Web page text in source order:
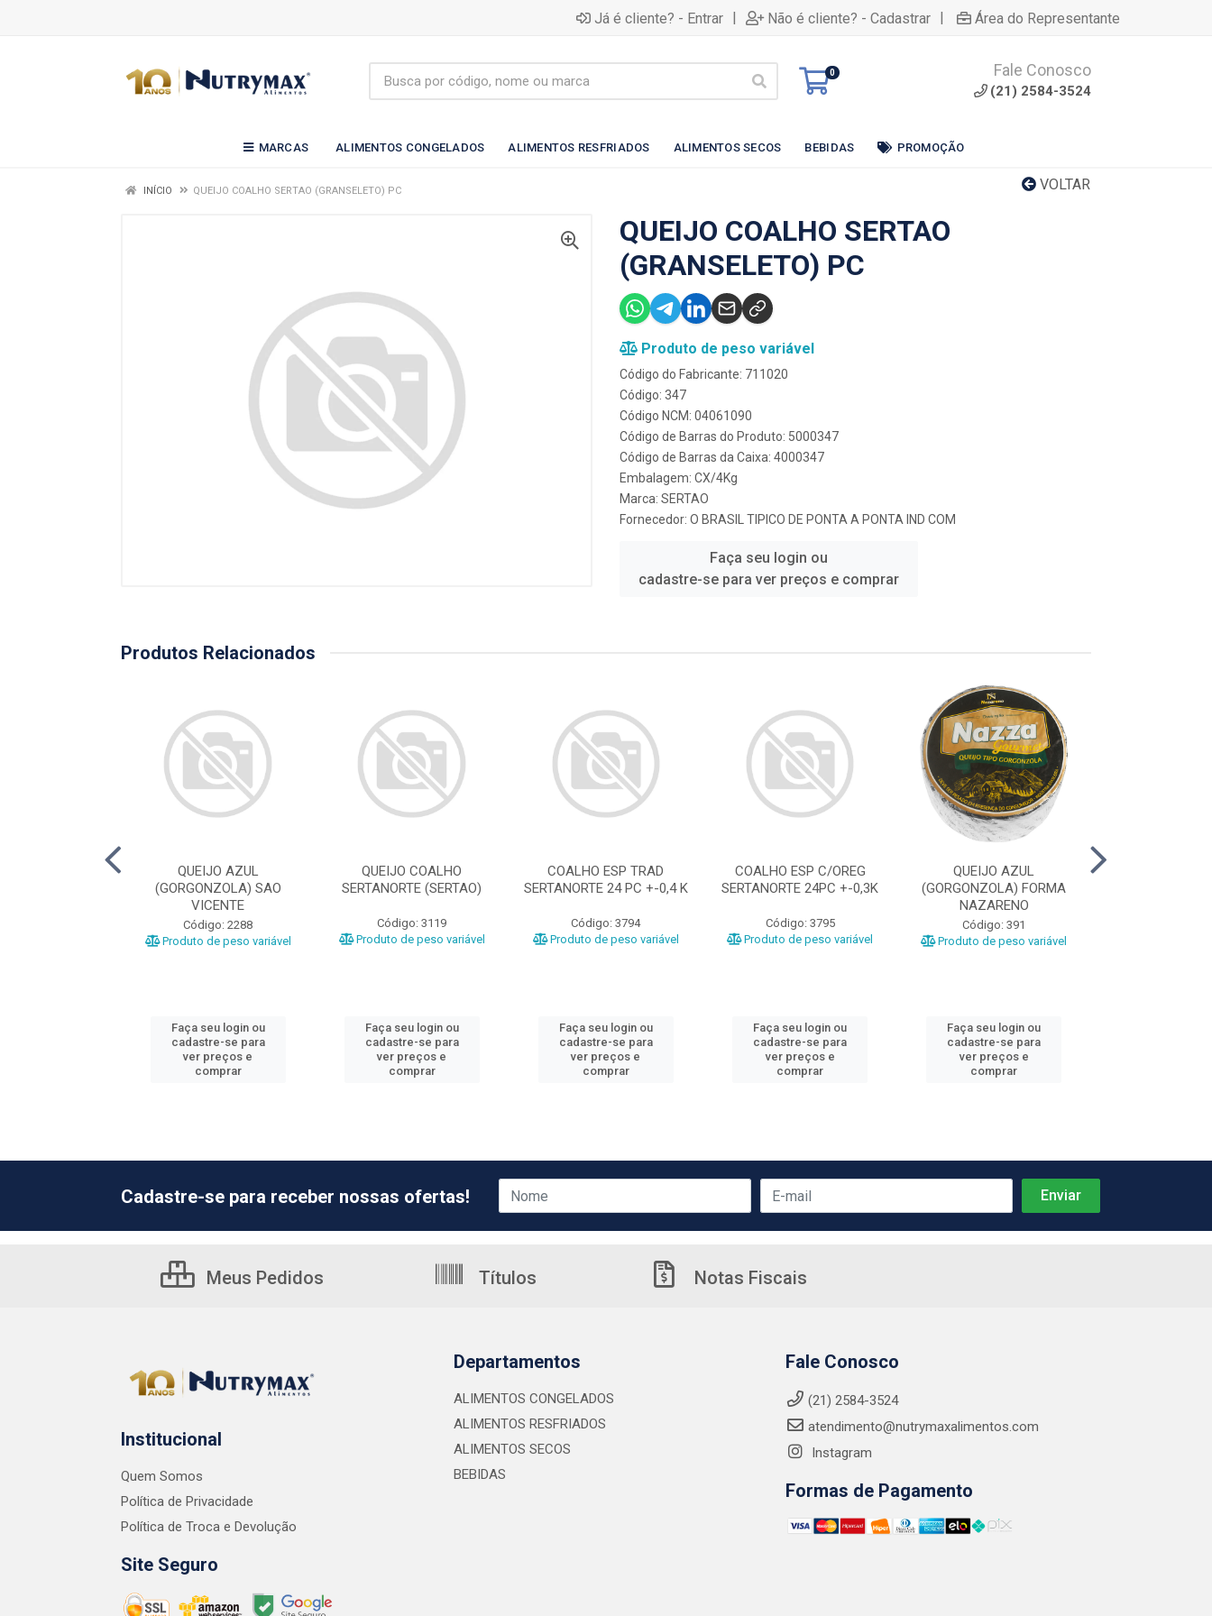
Já é cliente? - Entrar | Não é cliente? - Cadastrar | Área do Representante
0 Fale Conosco
(21) 2584-3524
MARCAS ALIMENTOS CONGELADOS ALIMENTOS RESFRIADOS ALIMENTOS SECOS BEBIDAS PROMOÇÃO
VOLTAR
INÍCIO QUEIJO COALHO SERTAO (GRANSELETO) PC
QUEIJO COALHO SERTAO
(GRANSELETO) PC
Produto de peso variável
Código do Fabricante: 711020
Código: 347
Código NCM: 04061090
Código de Barras do Produto: 5000347
Código de Barras da Caixa: 4000347
Embalagem: CX/4Kg
Marca: SERTAO
Fornecedor: O BRASIL TIPICO DE PONTA A PONTA IND COM
Faça seu login ou
cadastre-se para ver preços e comprar
Produtos Relacionados
QUEIJO AZUL
(GORGONZOLA) SAO
VICENTE
Código: 2288
Produto de peso variável
Faça seu login ou
cadastre-se para
ver preços e
comprar
QUEIJO COALHO
SERTANORTE (SERTAO)
Código: 3119
Produto de peso variável
Faça seu login ou
cadastre-se para
ver preços e
comprar
COALHO ESP TRAD
SERTANORTE 24 PC +-0,4 K
Código: 3794
Produto de peso variável
Faça seu login ou
cadastre-se para
ver preços e
comprar
COALHO ESP C/OREG
SERTANORTE 24PC +-0,3K
Código: 3795
Produto de peso variável
Faça seu login ou
cadastre-se para
ver preços e
comprar
QUEIJO AZUL
(GORGONZOLA) FORMA
NAZARENO
Código: 391
Produto de peso variável
Faça seu login ou
cadastre-se para
ver preços e
comprar
Cadastre-se para receber nossas ofertas!
Meus Pedidos Títulos Notas Fiscais
Institucional
Quem Somos
Política de Privacidade
Política de Troca e Devolução
Site Seguro
Departamentos
ALIMENTOS CONGELADOS
ALIMENTOS RESFRIADOS
ALIMENTOS SECOS
BEBIDAS
Fale Conosco
(21) 2584-3524
atendimento@nutrymaxalimentos.com
Instagram
Formas de Pagamento